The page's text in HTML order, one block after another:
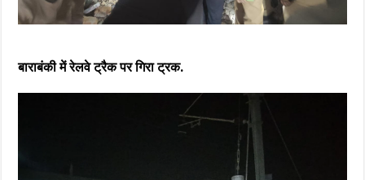
बाराबंकी में रेलवे ट्रैक पर गिरा ट्रक.